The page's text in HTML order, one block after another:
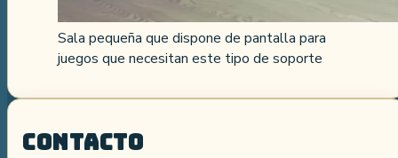
Sala pequeña que dispone de pantalla para
juegos que necesitan este tipo de soporte
Contacto